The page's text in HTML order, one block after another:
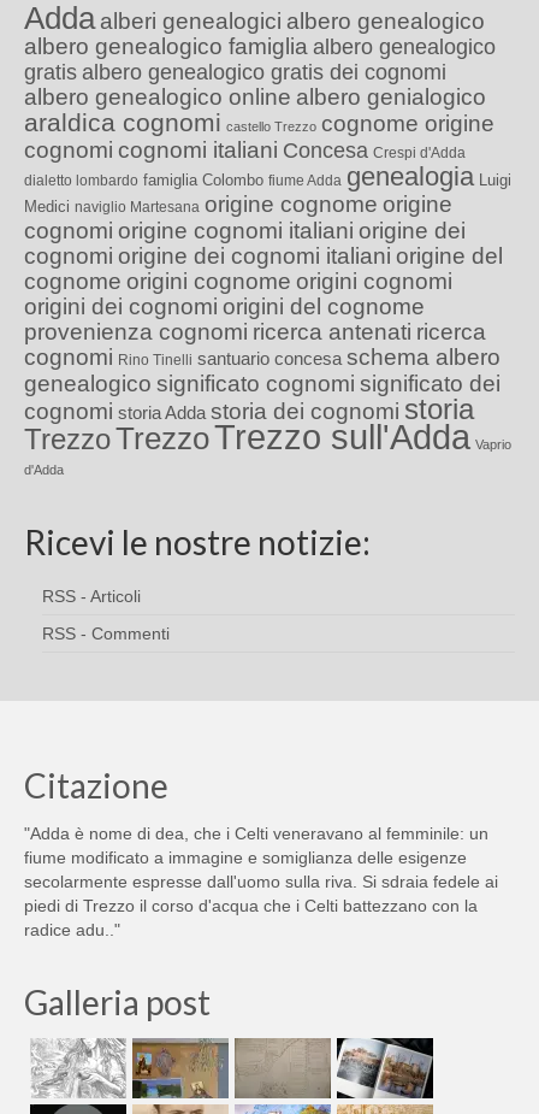
Adda alberi genealogici albero genealogico
albero genealogico famiglia albero genealogico
gratis albero genealogico gratis dei cognomi
albero genealogico online albero genialogico
araldica cognomi castello Trezzo cognome origine
cognomi cognomi italiani Concesa Crespi d'Adda
dialetto lombardo famiglia Colombo fiume Adda genealogia Luigi
Medici naviglio Martesana origine cognome origine
cognomi origine cognomi italiani origine dei
cognomi origine dei cognomi italiani origine del
cognome origini cognome origini cognomi
origini dei cognomi origini del cognome
provenienza cognomi ricerca antenati ricerca
cognomi Rino Tinelli santuario concesa schema albero
genealogico significato cognomi significato dei
cognomi storia Adda storia dei cognomi storia
TrezzoTrezzoTrezzo sull'Adda Vaprio
d'Adda
Ricevi le nostre notizie:
RSS - Articoli
RSS - Commenti
Citazione
"Adda è nome di dea, che i Celti veneravano al femminile: un
fiume modificato a immagine e somiglianza delle esigenze
secolarmente espresse dall'uomo sulla riva. Si sdraia fedele ai
piedi di Trezzo il corso d'acqua che i Celti battezzano con la
radice adu.."
Galleria post